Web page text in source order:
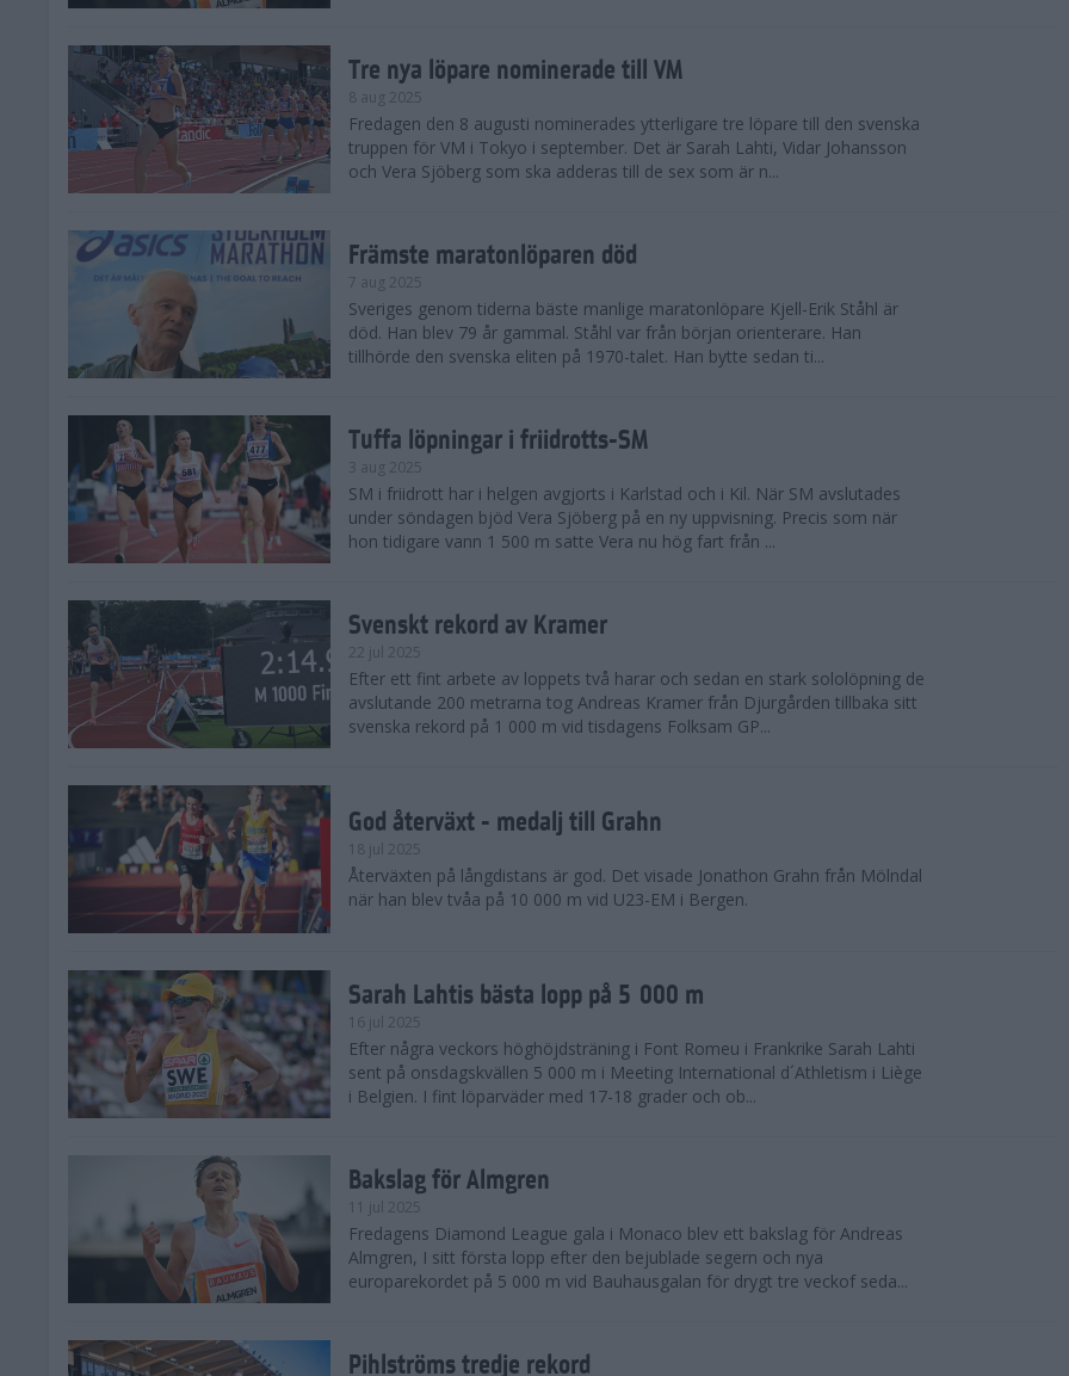
Tre nya löpare nominerade till VM
8 aug 2025
Fredagen den 8 augusti nominerades ytterligare tre löpare till den svenska
truppen för VM i Tokyo i september. Det är Sarah Lahti, Vidar Johansson
och Vera Sjöberg som ska adderas till de sex som är n...
Främste maratonlöparen död
7 aug 2025
Sveriges genom tiderna bäste manlige maratonlöpare Kjell-Erik Ståhl är
död. Han blev 79 år gammal. Ståhl var från början orienterare. Han
tillhörde den svenska eliten på 1970-talet. Han bytte sedan ti...
Tuffa löpningar i friidrotts-SM
3 aug 2025
SM i friidrott har i helgen avgjorts i Karlstad och i Kil. När SM avslutades
under söndagen bjöd Vera Sjöberg på en ny uppvisning. Precis som när
hon tidigare vann 1 500 m satte Vera nu hög fart från ...
Svenskt rekord av Kramer
22 jul 2025
Efter ett fint arbete av loppets två harar och sedan en stark sololöpning de
avslutande 200 metrarna tog Andreas Kramer från Djurgården tillbaka sitt
svenska rekord på 1 000 m vid tisdagens Folksam GP...
God återväxt - medalj till Grahn
18 jul 2025
Återväxten på långdistans är god. Det visade Jonathon Grahn från Mölndal
när han blev tvåa på 10 000 m vid U23-EM i Bergen.
Sarah Lahtis bästa lopp på 5 000 m
16 jul 2025
Efter några veckors höghöjdsträning i Font Romeu i Frankrike Sarah Lahti
sent på onsdagskvällen 5 000 m i Meeting International d´Athletism i Liège
i Belgien. I fint löparväder med 17-18 grader och ob...
Bakslag för Almgren
11 jul 2025
Fredagens Diamond League gala i Monaco blev ett bakslag för Andreas
Almgren, I sitt första lopp efter den bejublade segern och nya
europarekordet på 5 000 m vid Bauhausgalan för drygt tre veckof seda...
Pihlströms tredje rekord